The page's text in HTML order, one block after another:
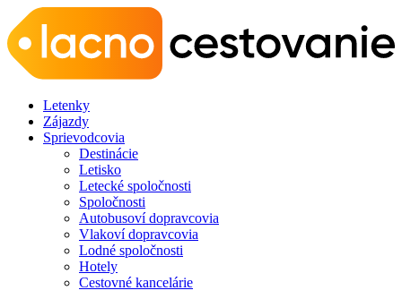
Letenky
Zájazdy
Sprievodcovia
Destinácie
Letisko
Letecké spoločnosti
Spoločnosti
Autobusoví dopravcovia
Vlakoví dopravcovia
Lodné spoločnosti
Hotely
Cestovné kancelárie